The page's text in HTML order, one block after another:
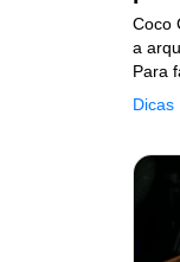
Dicas
Coco
a
Para
por
e
em